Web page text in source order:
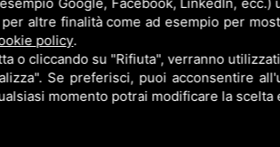
filiera agro-industriale
con l’obiettivo di creare
P.I. &
altre finalità come ad esempio per
policy.
o cliccando su "Rifiuta", verranno
Se preferisci, puoi acconsentire
momento potrai modificare la scelta